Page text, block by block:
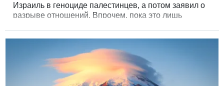
Израиль в геноциде палестинцев, а потом заявил о
разрыве отношений. Впрочем, пока это лишь